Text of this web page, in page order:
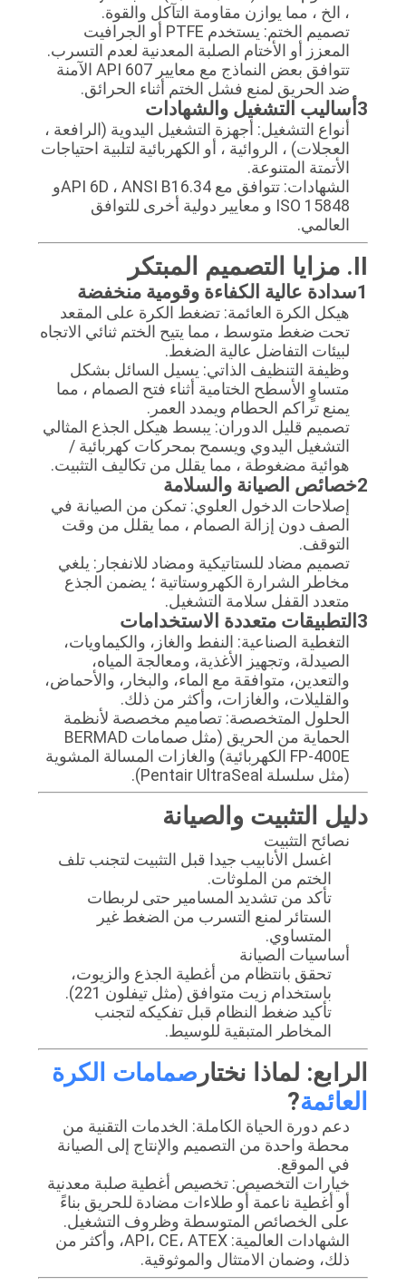
، الخ ، مما يوازن مقاومة التآكل والقوة.
تصميم الختم: يستخدم PTFE أو الجرافيت
المعزز أو الأختام الصلبة المعدنية لعدم التسرب.
تتوافق بعض النماذج مع معايير API 607 الآمنة
ضد الحريق لمنع فشل الختم أثناء الحرائق.
3أساليب التشغيل والشهادات
أنواع التشغيل: أجهزة التشغيل اليدوية (الرافعة ،
العجلات) ، الروائية ، أو الكهربائية لتلبية احتياجات
الأتمتة المتنوعة.
الشهادات: تتوافق مع API 6D ، ANSI B16.34و
ISO 15848 و معايير دولية أخرى للتوافق
العالمي.
II. مزايا التصميم المبتكر
1سدادة عالية الكفاءة وقومية منخفضة
هيكل الكرة العائمة: تضغط الكرة على المقعد
تحت ضغط متوسط ، مما يتيح الختم ثنائي الاتجاه
لبيئات التفاضل عالية الضغط.
وظيفة التنظيف الذاتي: يسيل السائل بشكل
متساوٍ الأسطح الختامية أثناء فتح الصمام ، مما
يمنع تراكم الحطام ويمدد العمر.
تصميم قليل الدوران: يبسط هيكل الجذع المثالي
التشغيل اليدوي ويسمح بمحركات كهربائية /
هوائية مضغوطة ، مما يقلل من تكاليف التثبيت.
2خصائص الصيانة والسلامة
إصلاحات الدخول العلوي: تمكن من الصيانة في
الصف دون إزالة الصمام ، مما يقلل من وقت
التوقف.
تصميم مضاد للستاتيكية ومضاد للانفجار: يلغي
مخاطر الشرارة الكهروستاتية ؛ يضمن الجذع
متعدد القفل سلامة التشغيل.
3التطبيقات متعددة الاستخدامات
التغطية الصناعية: النفط والغاز، والكيماويات،
الصيدلة، وتجهيز الأغذية، ومعالجة المياه،
والتعدين، متوافقة مع الماء، والبخار، والأحماض،
والقليلات، والغازات، وأكثر من ذلك.
الحلول المتخصصة: تصاميم مخصصة لأنظمة
الحماية من الحريق (مثل صمامات BERMAD
FP-400E الكهربائية) والغازات المسالة المشوية
(مثل سلسلة Pentair UltraSeal).
دليل التثبيت والصيانة
نصائح التثبيت
اغسل الأنابيب جيدا قبل التثبيت لتجنب تلف
الختم من الملوثات.
تأكد من تشديد المسامير حتى لربطات
الستائر لمنع التسرب من الضغط غير
المتساوي.
أساسيات الصيانة
تحقق بانتظام من أغطية الجذع والزيوت،
باستخدام زيت متوافق (مثل تيفلون 221).
تأكيد ضغط النظام قبل تفكيكه لتجنب
المخاطر المتبقية للوسيط.
الرابع: لماذا نختار صمامات الكرة
العائمة?
دعم دورة الحياة الكاملة: الخدمات التقنية من
محطة واحدة من التصميم والإنتاج إلى الصيانة
في الموقع.
خيارات التخصيص: تخصيص أغطية صلبة معدنية
أو أغطية ناعمة أو طلاءات مضادة للحريق بناءً
على الخصائص المتوسطة وظروف التشغيل.
الشهادات العالمية: API، CE، ATEX، وأكثر من
ذلك، وضمان الامتثال والموثوقية.